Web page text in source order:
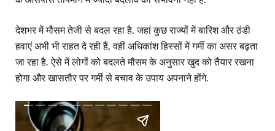
देशभर में मौसम तेजी से बदल रहा है. जहां कुछ राज्यों में बारिश और ठंडी
हवाएं अभी भी राहत दे रही हैं, वहीं अधिकांश हिस्सों में गर्मी का असर बढ़ता
जा रहा है. ऐसे में लोगों को बदलते मौसम के अनुसार खुद को तैयार रखना
होगा और खासतौर पर गर्मी से बचाव के उपाय अपनाने होंगे.